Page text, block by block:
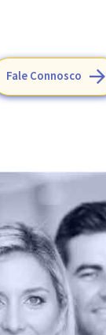
Fale Connosco